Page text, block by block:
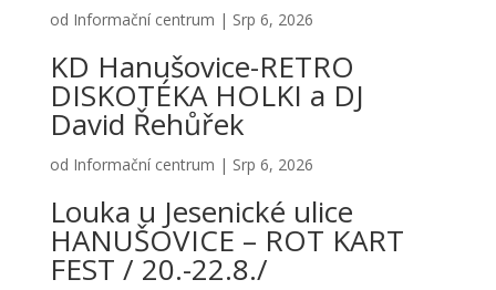
od Informační centrum | Srp 6, 2026
KD Hanušovice-RETRO
DISKOTÉKA HOLKI a DJ
David Řehůřek
od Informační centrum | Srp 6, 2026
Louka u Jesenické ulice
HANUŠOVICE – ROT KART
FEST / 20.-22.8./